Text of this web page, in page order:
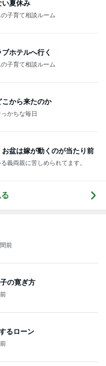
い夏休み
子育て相談ルーム
ホテルへ行く
子育て相談ルーム
から来たのか
かちな毎日
お盆は嫁が動くのが当たり前
義両親に苦しめられてます。
前
の寛ぎ方
るローン